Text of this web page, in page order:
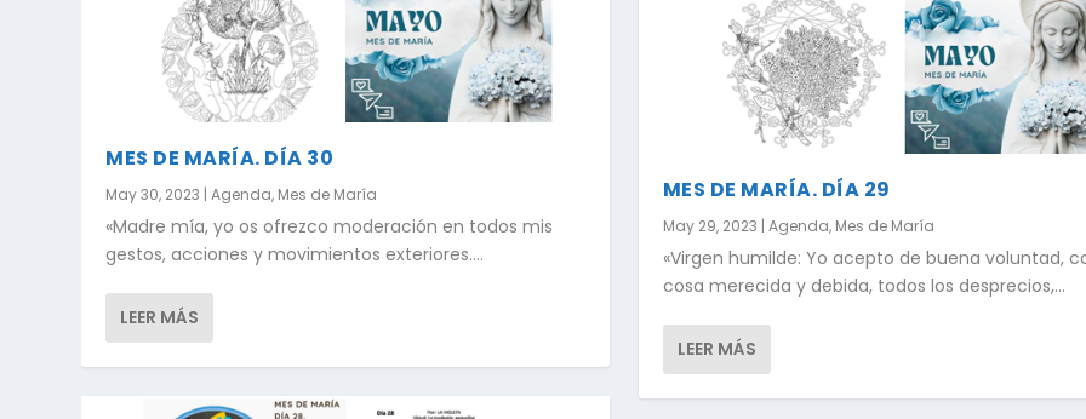
MES DE MARÍA. DÍA 30
May 30, 2023 |Agenda, Mes de María
«Madre mía, yo os ofrezco moderación en todos mis
gestos, acciones y movimientos exteriores....
LEER MÁS
MES DE MARÍA. DÍA 29
May 29, 2023 | Agenda, Mes de María
«Virgen humilde: Yo acepto de buena voluntad,
cosa merecida y debida, todos los desprecios,...
LEER MÁS